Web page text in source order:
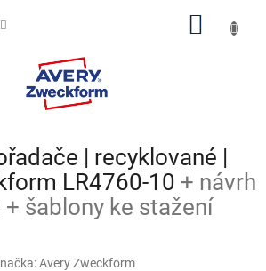
| recyklované |
LR4760-10 + návrh
šablony ke stažení
Avery Zweckform